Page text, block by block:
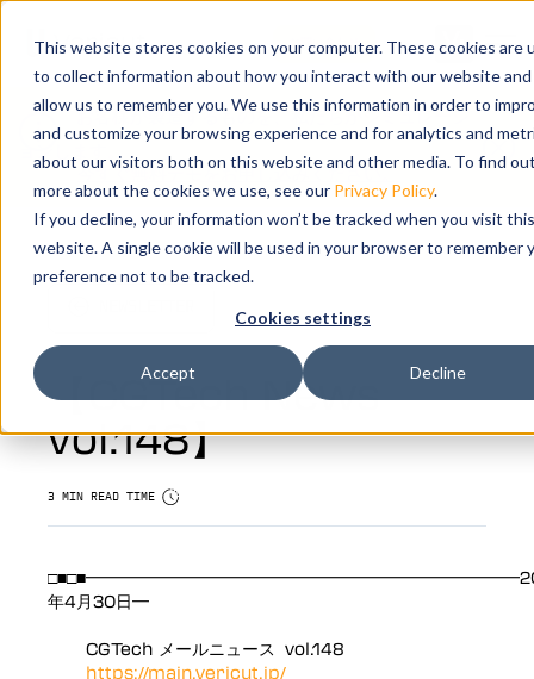
This website stores cookies on your computer. These cookies are
to collect information about how you interact with our website and
allow us to remember you. We use this information in order to
and customize your browsing experience and for analytics and
about our visitors both on this website and other media. To find
more about the cookies we use, see our Privacy Policy.
If you decline, your information won’t be tracked when you visit this
website. A single cookie will be used in your browser to remember
preference not to be tracked.
Cookies settings
Accept Decline
Open
お問い合わせ
お客様が製造するものを、私たちがシミュレーシ
ョンします。
今すぐ無料デモをお申し込みください。
【CGTech News
vol.148】
3 MIN READ TIME
年4月30日━
CGTech メールニュース vol.148
https://main.vericut.jp/